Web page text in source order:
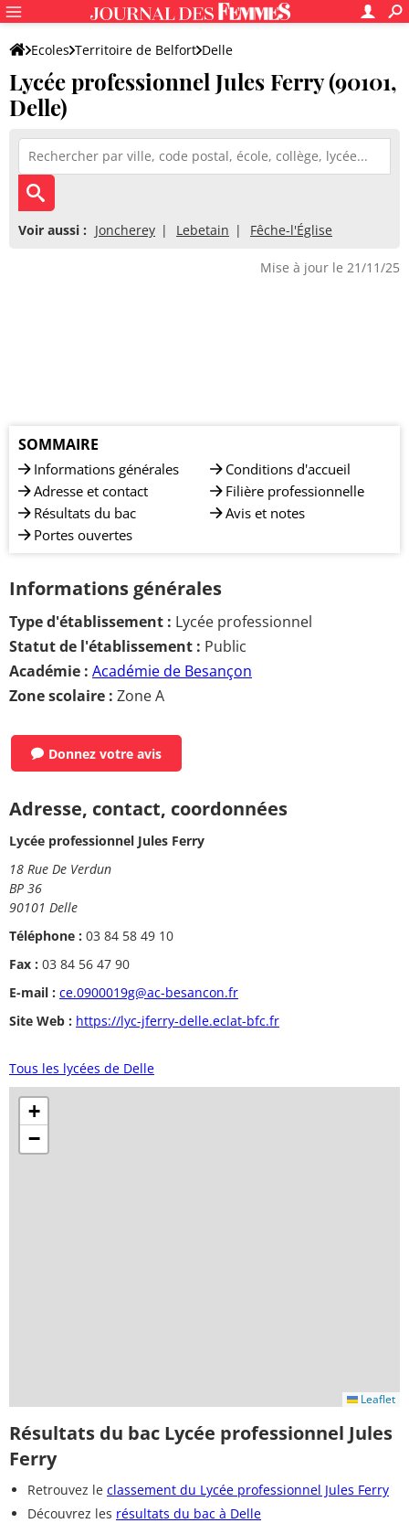
Ecoles Territoire de Belfort Delle
Lycée professionnel Jules Ferry
Lycée professionnel Jules Ferry (90101,
Delle)
Voir aussi : Joncherey Lebetain Fêche-l'Église
Mise à jour le 21/11/25
SOMMAIRE
Informations générales
Adresse et contact
Résultats du bac
Portes ouvertes
Conditions d'accueil
Filière professionnelle
Avis et notes
Informations générales
Type d'établissement : Lycée professionnel
Statut de l'établissement : Public
Académie : Académie de Besançon
Zone scolaire : Zone A
Donnez votre avis
Adresse, contact, coordonnées
Lycée professionnel Jules Ferry
18 Rue De Verdun
BP 36
90101 Delle
Téléphone : 03 84 58 49 10
Fax : 03 84 56 47 90
E-mail : ce.0900019g@ac-besancon.fr
Site Web : https://lyc-jferry-delle.eclat-bfc.fr
Tous les lycées de Delle
+
−
Leaflet
Résultats du bac Lycée professionnel Jules
Ferry
Retrouvez le classement du Lycée professionnel Jules Ferry
Découvrez les résultats du bac à Delle